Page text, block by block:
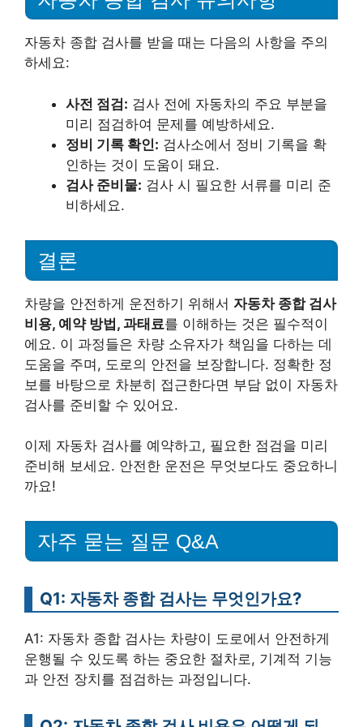
자동차 종합 검사를 받을 때는 다음의 사항을 주의
하세요:
사전 점검: 검사 전에 자동차의 주요 부분을
미리 점검하여 문제를 예방하세요.
정비 기록 확인: 검사소에서 정비 기록을 확
인하는 것이 도움이 돼요.
검사 준비물: 검사 시 필요한 서류를 미리 준
비하세요.
결론
차량을 안전하게 운전하기 위해서 자동차 종합 검사
비용, 예약 방법, 과태료를 이해하는 것은 필수적이
에요. 이 과정들은 차량 소유자가 책임을 다하는 데
도움을 주며, 도로의 안전을 보장합니다. 정확한 정
보를 바탕으로 차분히 접근한다면 부담 없이 자동차
검사를 준비할 수 있어요.
이제 자동차 검사를 예약하고, 필요한 점검을 미리
준비해 보세요. 안전한 운전은 무엇보다도 중요하니
까요!
자주 묻는 질문 Q&A
Q1: 자동차 종합 검사는 무엇인가요?
A1: 자동차 종합 검사는 차량이 도로에서 안전하게
운행될 수 있도록 하는 중요한 절차로, 기계적 기능
과 안전 장치를 점검하는 과정입니다.